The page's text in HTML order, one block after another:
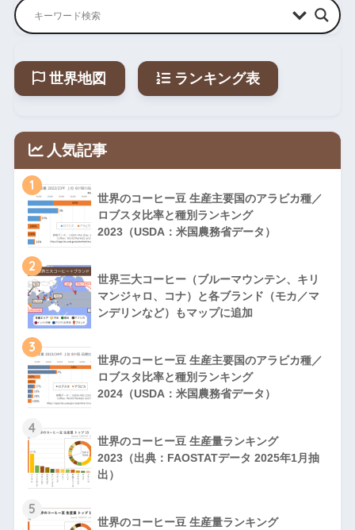
世界地図 ランキング表
人気記事
1
世界のコーヒー豆 生産主要国のアラビカ種／
ロブスタ比率と種別ランキング
2023（USDA：米国農務省データ）
2
世界三大コーヒー（ブルーマウンテン、キリ
マンジャロ、コナ）と各ブランド（モカ／マ
ンデリンなど）もマップに追加
3
世界のコーヒー豆 生産主要国のアラビカ種／
ロブスタ比率と種別ランキング
2024（USDA：米国農務省データ）
4
世界のコーヒー豆 生産量ランキング
2023（出典：FAOSTATデータ 2025年1月抽
出）
5
世界のコーヒー豆 生産量ランキング